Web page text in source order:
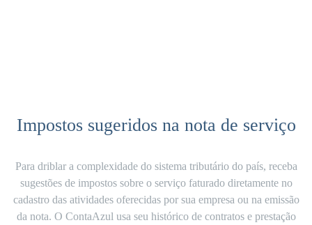
Impostos sugeridos na nota de serviço
Para driblar a complexidade do sistema tributário do país, receba
sugestões de impostos sobre o serviço faturado diretamente no
cadastro das atividades oferecidas por sua empresa ou na emissão
da nota. O ContaAzul usa seu histórico de contratos e prestação